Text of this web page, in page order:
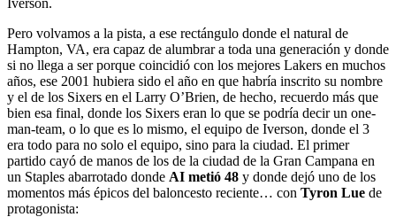
Pero volvamos a la pista, a ese rectángulo donde el natural de
Hampton, VA, era capaz de alumbrar a toda una generación y donde
si no llega a ser porque coincidió con los mejores Lakers en muchos
años, ese 2001 hubiera sido el año en que habría inscrito su nombre
y el de los Sixers en el Larry O’Brien, de hecho, recuerdo más que
bien esa final, donde los Sixers eran lo que se podría decir un one-
man-team, o lo que es lo mismo, el equipo de Iverson, donde el 3
era todo para no solo el equipo, sino para la ciudad. El primer
partido cayó de manos de los de la ciudad de la Gran Campana en
un Staples abarrotado donde AI metió 48 y donde dejó uno de los
momentos más épicos del baloncesto reciente… con Tyron Lue de
protagonista: